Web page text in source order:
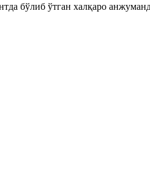
бўлиб ўтган халқаро